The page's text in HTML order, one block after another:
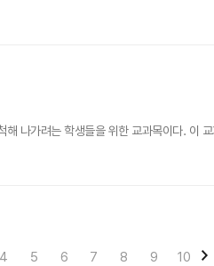
나가려는 학생들을 위한 교과목이다. 이
4 5 6 7 8 9 10